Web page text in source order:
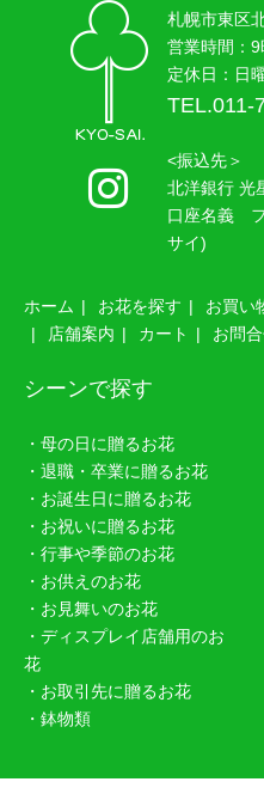
札幌市東区
営業時間：
定休日：日
TEL.011-
<振込先＞
北洋銀行 光
口座名義
サイ)
ホーム お花を探す お買い
店舗案内
カート お問
シーンで探す
・母の日に贈るお花
・退職・卒業に贈るお花
・お誕生日に贈るお花
・お祝いに贈るお花
・行事や季節のお花
・お供えのお花
・お見舞いのお花
・ディスプレイ店舗用のお
花
・お取引先に贈るお花
・鉢物類